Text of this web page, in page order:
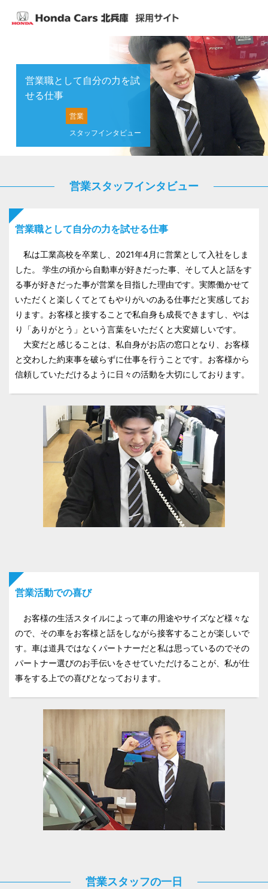
営業職として自分の力を試
せる仕事
営業
スタッフインタビュー
営業スタッフインタビュー
営業職として自分の力を試せる仕事
私は工業高校を卒業し、2021年4月に営業として入社をしま
した。 学生の頃から自動車が好きだった事、そして人と話をす
る事が好きだった事が営業を目指した理由です。実際働かせて
いただくと楽しくてとてもやりがいのある仕事だと実感してお
ります。お客様と接することで私自身も成長できますし、やは
り「ありがとう」という言葉をいただくと大変嬉しいです。
大変だと感じることは、私自身がお店の窓口となり、お客様
と交わした約束事を破らずに仕事を行うことです。お客様から
信頼していただけるように日々の活動を大切にしております。
営業活動での喜び
お客様の生活スタイルによって車の用途やサイズなど様々な
ので、その車をお客様と話をしながら接客することが楽しいで
す。車は道具ではなくパートナーだと私は思っているのでその
パートナー選びのお手伝いをさせていただけることが、私が仕
事をする上での喜びとなっております。
営業スタッフの一日